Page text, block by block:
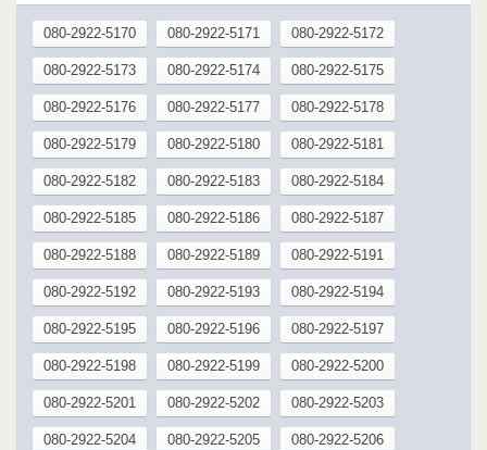
080-2922-5170 080-2922-5171 080-2922-5172
080-2922-5173 080-2922-5174 080-2922-5175
080-2922-5176 080-2922-5177 080-2922-5178
080-2922-5179 080-2922-5180 080-2922-5181
080-2922-5182 080-2922-5183 080-2922-5184
080-2922-5185 080-2922-5186 080-2922-5187
080-2922-5188 080-2922-5189 080-2922-5191
080-2922-5192 080-2922-5193 080-2922-5194
080-2922-5195 080-2922-5196 080-2922-5197
080-2922-5198 080-2922-5199 080-2922-5200
080-2922-5201 080-2922-5202 080-2922-5203
080-2922-5204 080-2922-5205 080-2922-5206